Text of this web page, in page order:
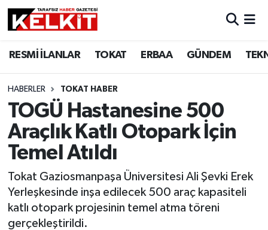
RESMİ İLANLAR TOKAT ERBAA GÜNDEM
HABERLER TOKAT HABER
TOGÜ Hastanesine 500
Araçlık Katlı Otopark İçin
Temel Atıldı
Tokat Gaziosmanpaşa Üniversitesi Ali Şevki Erek
Yerleşkesinde inşa edilecek 500 araç kapasiteli
katlı otopark projesinin temel atma töreni
gerçekleştirildi.